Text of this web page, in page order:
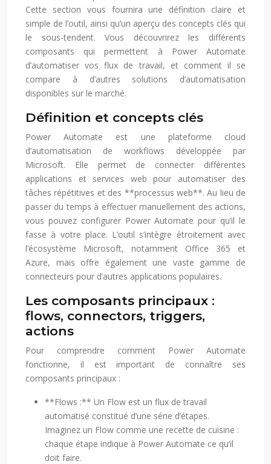
Cette section vous fournira une définition claire et
simple de l’outil, ainsi qu’un aperçu des concepts clés qui
le sous-tendent. Vous découvrirez les différents
composants qui permettent à Power Automate
d’automatiser vos flux de travail, et comment il se
compare à d’autres solutions d’automatisation
disponibles sur le marché.
Définition et concepts clés
Power Automate est une plateforme cloud
d’automatisation de workflows développée par
Microsoft. Elle permet de connecter différentes
applications et services web pour automatiser des
tâches répétitives et des **processus web**. Au lieu de
passer du temps à effectuer manuellement des actions,
vous pouvez configurer Power Automate pour qu’il le
fasse à votre place. L’outil s’intègre étroitement avec
l’écosystème Microsoft, notamment Office 365 et
Azure, mais offre également une vaste gamme de
connecteurs pour d’autres applications populaires.
Les composants principaux :
flows, connectors, triggers,
actions
Pour comprendre comment Power Automate
fonctionne, il est important de connaître ses
composants principaux :
**Flows :** Un Flow est un flux de travail
automatisé constitué d’une série d’étapes.
Imaginez un Flow comme une recette de cuisine :
chaque étape indique à Power Automate ce qu’il
doit faire.